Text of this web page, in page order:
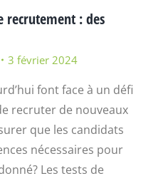
recrutement : des
3 février 2024
font face à un défi
recruter de nouveaux
que les candidats
nécessaires pour
Les tests de